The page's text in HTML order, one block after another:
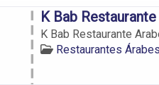
K Bab
K Bab Restaurante
Restaurantes